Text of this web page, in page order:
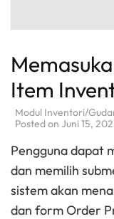
Item
Modul Inventori/
Posted on Juni 15,
Pengguna dapat
dan memilih
sistem akan
dan form Order